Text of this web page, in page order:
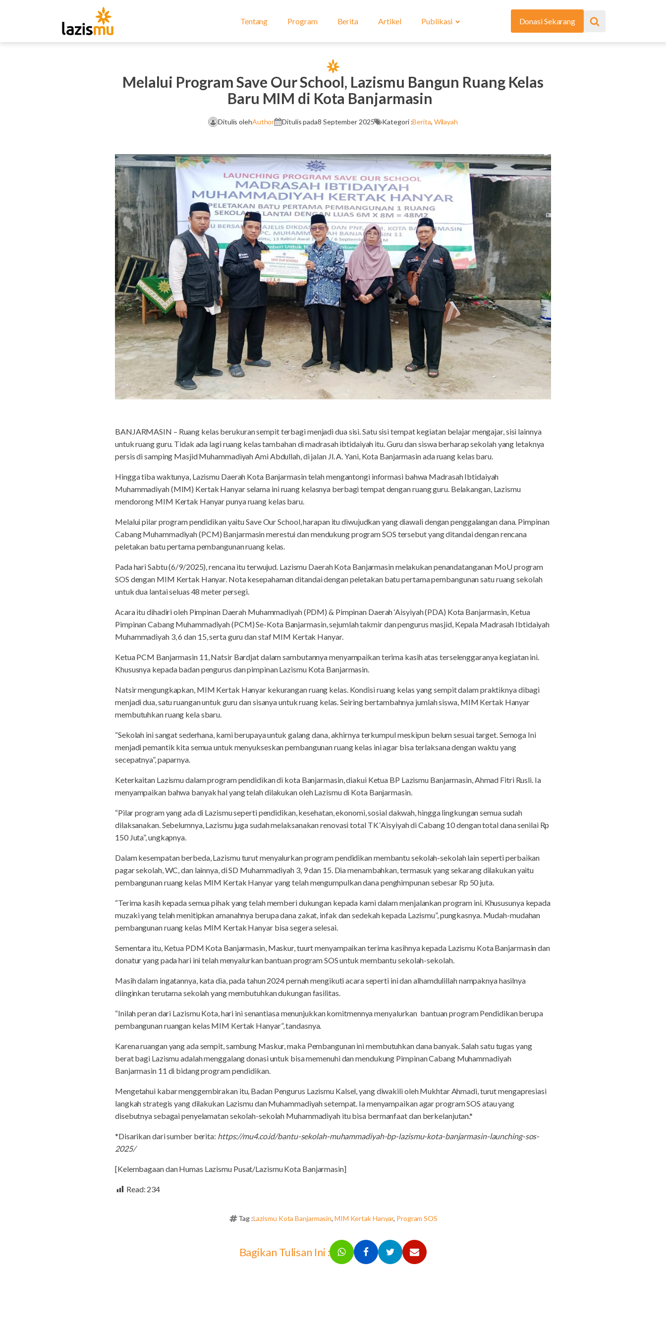
Tentang Program Berita Artikel Publikasi Donasi Sekarang
Melalui Program Save Our School, Lazismu Bangun Ruang Kelas
Baru MIM di Kota Banjarmasin
Ditulis olehAuthor Ditulis pada8 September 2025 Kategori :Berita, Wilayah
BANJARMASIN – Ruang kelas berukuran sempit terbagi menjadi dua sisi. Satu sisi tempat kegiatan belajar mengajar, sisi lainnya
untuk ruang guru. Tidak ada lagi ruang kelas tambahan di madrasah ibtidaiyah itu. Guru dan siswa berharap sekolah yang letaknya
persis di samping Masjid Muhammadiyah Ami Abdullah, di jalan Jl. A. Yani, Kota Banjarmasin ada ruang kelas baru.
Hingga tiba waktunya, Lazismu Daerah Kota Banjarmasin telah mengantongi informasi bahwa Madrasah Ibtidaiyah
Muhammadiyah (MIM) Kertak Hanyar selama ini ruang kelasnya berbagi tempat dengan ruang guru. Belakangan, Lazismu
mendorong MIM Kertak Hanyar punya ruang kelas baru.
Melalui pilar program pendidikan yaitu Save Our School, harapan itu diwujudkan yang diawali dengan penggalangan dana. Pimpinan
Cabang Muhammadiyah (PCM) Banjarmasin merestui dan mendukung program SOS tersebut yang ditandai dengan rencana
peletakan batu pertama pembangunan ruang kelas.
Pada hari Sabtu (6/9/2025), rencana itu terwujud. Lazismu Daerah Kota Banjarmasin melakukan penandatanganan MoU program
SOS dengan MIM Kertak Hanyar. Nota kesepahaman ditandai dengan peletakan batu pertama pembangunan satu ruang sekolah
untuk dua lantai seluas 48 meter persegi.
Acara itu dihadiri oleh Pimpinan Daerah Muhammadiyah (PDM) & Pimpinan Daerah ‘Aisyiyah (PDA) Kota Banjarmasin, Ketua
Pimpinan Cabang Muhammadiyah (PCM) Se-Kota Banjarmasin, sejumlah takmir dan pengurus masjid, Kepala Madrasah Ibtidaiyah
Muhammadiyah 3, 6 dan 15, serta guru dan staf MIM Kertak Hanyar.
Ketua PCM Banjarmasin 11, Natsir Bardjat dalam sambutannya menyampaikan terima kasih atas terselenggaranya kegiatan ini.
Khususnya kepada badan pengurus dan pimpinan Lazismu Kota Banjarmasin.
Natsir mengungkapkan, MIM Kertak Hanyar kekurangan ruang kelas. Kondisi ruang kelas yang sempit dalam praktiknya dibagi
menjadi dua, satu ruangan untuk guru dan sisanya untuk ruang kelas. Seiring bertambahnya jumlah siswa, MIM Kertak Hanyar
membutuhkan ruang kela sbaru.
“Sekolah ini sangat sederhana, kami berupaya untuk galang dana, akhirnya terkumpul meskipun belum sesuai target. Semoga Ini
menjadi pemantik kita semua untuk menyukseskan pembangunan ruang kelas ini agar bisa terlaksana dengan waktu yang
secepatnya”, paparnya.
Keterkaitan Lazismu dalam program pendidikan di kota Banjarmasin, diakui Ketua BP Lazismu Banjarmasin, Ahmad Fitri Rusli. Ia
menyampaikan bahwa banyak hal yang telah dilakukan oleh Lazismu di Kota Banjarmasin.
“Pilar program yang ada di Lazismu seperti pendidikan, kesehatan, ekonomi, sosial dakwah, hingga lingkungan semua sudah
dilaksanakan. Sebelumnya, Lazismu juga sudah melaksanakan renovasi total TK ‘Aisyiyah di Cabang 10 dengan total dana senilai Rp
150 Juta”, ungkapnya.
Dalam kesempatan berbeda, Lazismu turut menyalurkan program pendidikan membantu sekolah-sekolah lain seperti perbaikan
pagar sekolah, WC, dan lainnya, di SD Muhammadiyah 3, 9 dan 15. Dia menambahkan, termasuk yang sekarang dilakukan yaitu
pembangunan ruang kelas MIM Kertak Hanyar yang telah mengumpulkan dana penghimpunan sebesar Rp 50 juta.
“Terima kasih kepada semua pihak yang telah memberi dukungan kepada kami dalam menjalankan program ini. Khususunya kepada
muzaki yang telah menitipkan amanahnya berupa dana zakat, infak dan sedekah kepada Lazismu”, pungkasnya. Mudah-mudahan
pembangunan ruang kelas MIM Kertak Hanyar bisa segera selesai.
Sementara itu, Ketua PDM Kota Banjarmasin, Maskur, tuurt menyampaikan terima kasihnya kepada Lazismu Kota Banjarmasin dan
donatur yang pada hari ini telah menyalurkan bantuan program SOS untuk membantu sekolah-sekolah.
Masih dalam ingatannya, kata dia, pada tahun 2024 pernah mengikuti acara seperti ini dan alhamdulillah nampaknya hasilnya
diinginkan terutama sekolah yang membutuhkan dukungan fasilitas.
“Inilah peran dari Lazismu Kota, hari ini senantiasa menunjukkan komitmennya menyalurkan bantuan program Pendidikan berupa
pembangunan ruangan kelas MIM Kertak Hanyar”, tandasnya.
Karena ruangan yang ada sempit, sambung Maskur, maka Pembangunan ini membutuhkan dana banyak. Salah satu tugas yang
berat bagi Lazismu adalah menggalang donasi untuk bisa memenuhi dan mendukung Pimpinan Cabang Muhammadiyah
Banjarmasin 11 di bidang program pendidikan.
Mengetahui kabar menggembirakan itu, Badan Pengurus Lazismu Kalsel, yang diwakili oleh Mukhtar Ahmadi, turut mengapresiasi
langkah strategis yang dilakukan Lazismu dan Muhammadiyah setempat. Ia menyampaikan agar program SOS atau yang
disebutnya sebagai penyelamatan sekolah-sekolah Muhammadiyah itu bisa bermanfaat dan berkelanjutan.*
*Disarikan dari sumber berita: https://mu4.co.id/bantu-sekolah-muhammadiyah-bp-lazismu-kota-banjarmasin-launching-sos-
2025/
[Kelembagaan dan Humas Lazismu Pusat/Lazismu Kota Banjarmasin]
Read: 234
Tag :Lazismu Kota Banjarmasin, MIM Kertak Hanyar, Program SOS
Bagikan Tulisan Ini :